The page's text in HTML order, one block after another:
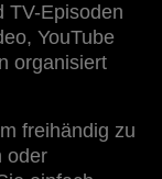
TV-Episoden
YouTube
organisiert
freihändig zu
oder